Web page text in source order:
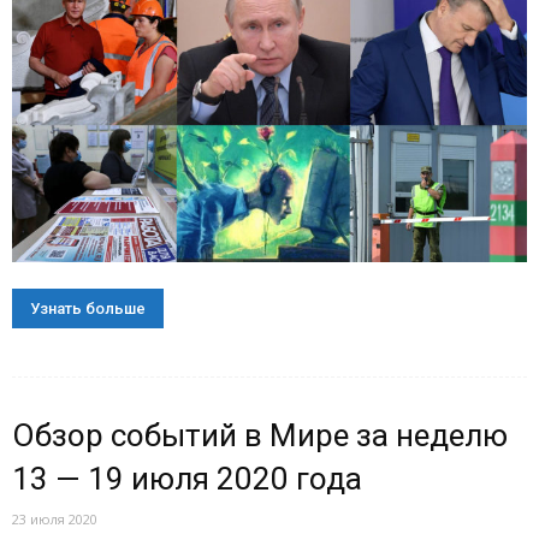
Узнать больше
Обзор событий в Мире за неделю
13 — 19 июля 2020 года
23 июля 2020